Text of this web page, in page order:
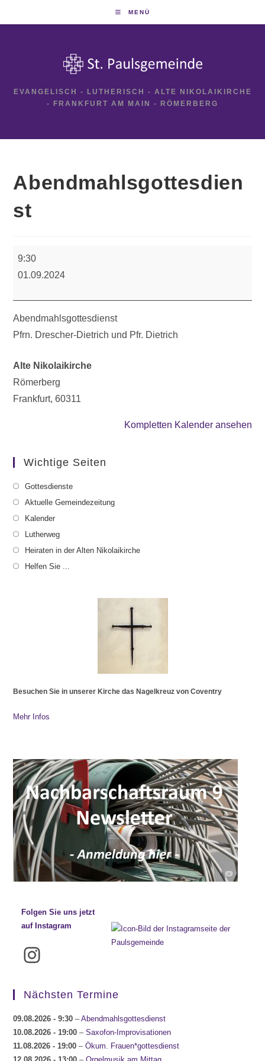
MENÜ
EVANGELISCH - LUTHERISCH - ALTE NIKOLAIKIRCHE
- FRANKFURT AM MAIN - RÖMERBERG
Abendmahlsgottesdien
st
9:30
01.09.2024
Abendmahlsgottesdienst
Pfrn. Drescher-Dietrich und Pfr. Dietrich
Alte Nikolaikirche
Römerberg
Frankfurt,60311
Kompletten Kalender ansehen
Wichtige Seiten
Gottesdienste
Aktuelle Gemeindezeitung
Kalender
Lutherweg
Heiraten in der Alten Nikolaikirche
Helfen Sie ...
Besuchen Sie in unserer Kirche das Nagelkreuz von Coventry
Mehr Infos
Folgen Sie uns jetzt
auf Instagram
Instagram
Nächsten Termine
09.08.2026 - 9:30 –Abendmahlsgottesdienst
10.08.2026 - 19:00 –Saxofon-Improvisationen
11.08.2026 - 19:00 –Ökum. Frauen*gottesdienst